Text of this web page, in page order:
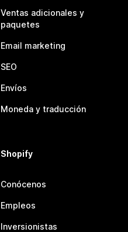
Ventas adicionales y
paquetes
Email marketing
SEO
Envíos
Moneda y traducción
Shopify
Conócenos
Empleos
Inversionistas